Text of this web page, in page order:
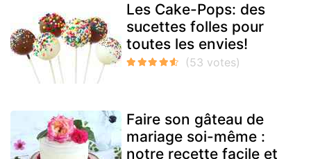
Les Cake-Pops: des
sucettes folles pour
toutes les envies!
Faire son gâteau de
mariage soi-même :
notre recette facile et